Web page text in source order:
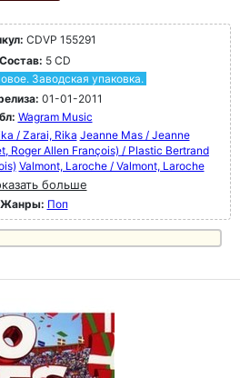
CDVP 155291
Состав: 5 CD
Заводская упаковка.
01-01-2011
Wagram Music
/ Zarai, Rika Jeanne Mas / Jeanne
Roger Allen François) / Plastic Bertrand
Valmont, Laroche / Valmont, Laroche
больше
Жанры: Поп